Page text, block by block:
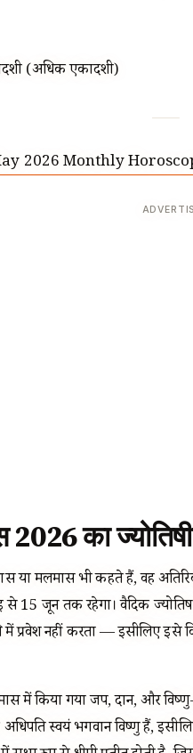
(अधिक एकादशी)
2026 Monthly
का
या मलमास भी कहते हैं, वह
जून तक रहेगा। वैदिक ज्योतिष
में प्रवेश नहीं करता — इसीलिए
में किया गया जप, दान, और
स्वयं भगवान विष्णु हैं,